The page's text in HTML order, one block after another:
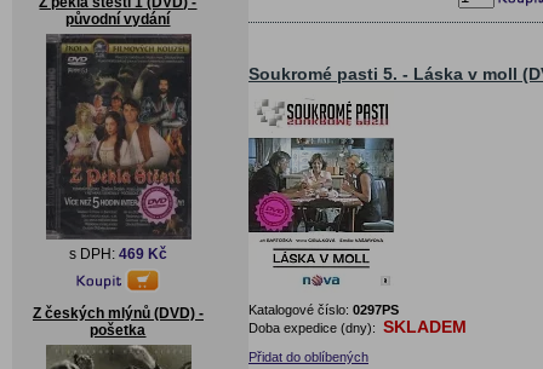
původní vydání
s DPH: 469 Kč
Z českých mlýnů (DVD) -
pošetka
Soukromé pasti 5. - Láska v moll
Katalogové číslo: 0297PS
Doba expedice (dny): SKLADEM
Přidat do oblíbených